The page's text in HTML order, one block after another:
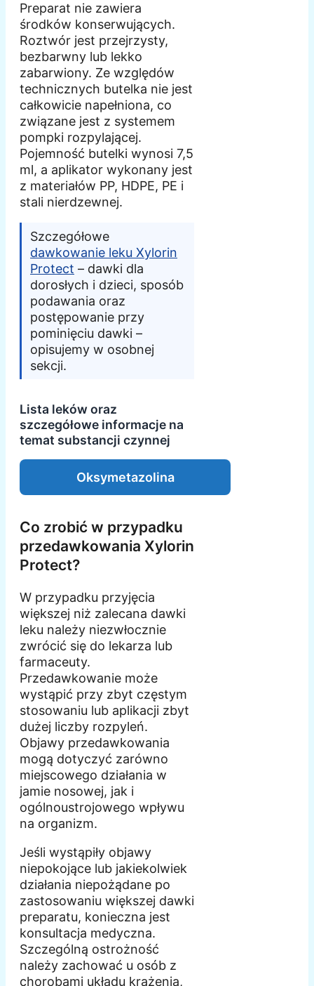
Preparat nie zawiera
środków konserwujących.
Roztwór jest przejrzysty,
bezbarwny lub lekko
zabarwiony. Ze względów
technicznych butelka nie jest
całkowicie napełniona, co
związane jest z systemem
pompki rozpylającej.
Pojemność butelki wynosi 7,5
ml, a aplikator wykonany jest
z materiałów PP, HDPE, PE i
stali nierdzewnej.
Szczegółowe
dawkowanie leku Xylorin
Protect – dawki dla
dorosłych i dzieci, sposób
podawania oraz
postępowanie przy
pominięciu dawki –
opisujemy w osobnej
sekcji.
Lista leków oraz
szczegółowe informacje na
temat substancji czynnej
Oksymetazolina
Co zrobić w przypadku
przedawkowania Xylorin
Protect?
W przypadku przyjęcia
większej niż zalecana dawki
leku należy niezwłocznie
zwrócić się do lekarza lub
farmaceuty.
Przedawkowanie może
wystąpić przy zbyt częstym
stosowaniu lub aplikacji zbyt
dużej liczby rozpyleń.
Objawy przedawkowania
mogą dotyczyć zarówno
miejscowego działania w
jamie nosowej, jak i
ogólnoustrojowego wpływu
na organizm.
Jeśli wystąpiły objawy
niepokojące lub jakiekolwiek
działania niepożądane po
zastosowaniu większej dawki
preparatu, konieczna jest
konsultacja medyczna.
Szczególną ostrożność
należy zachować u osób z
chorobami układu krążenia,